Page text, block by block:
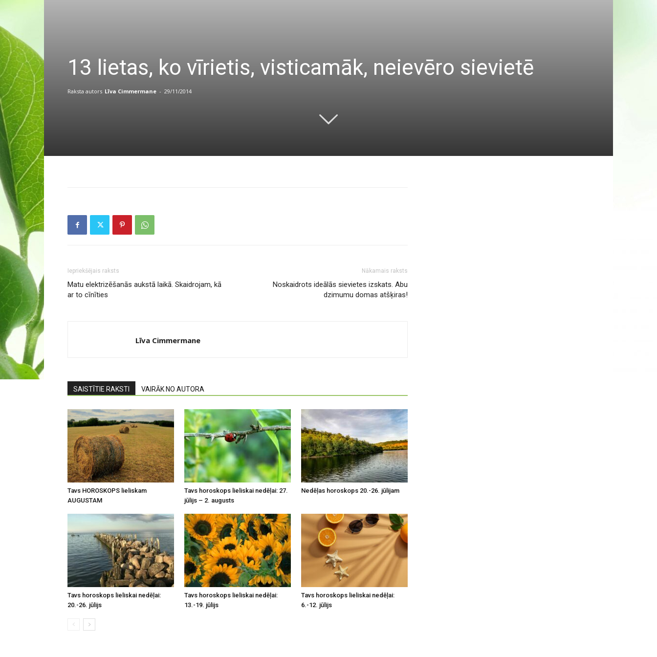
13 lietas, ko vīrietis, visticamāk, neievēro sievietē
Raksta autors Līva Cimmermane - 29/11/2014
Iepriekšējais raksts
Matu elektrizēšanās aukstā laikā. Skaidrojam, kā
ar to cīnīties
Nākamais raksts
Noskaidrots ideālās sievietes izskats. Abu
dzimumu domas atšķiras!
Līva Cimmermane
SAISTĪTIE RAKSTI VAIRĀK NO AUTORA
Tavs HOROSKOPS lieliskam
AUGUSTAM
Tavs horoskops lieliskai nedēļai: 27.
jūlijs – 2. augusts
Nedēļas horoskops 20.-26. jūlijam
Tavs horoskops lieliskai nedēļai:
20.-26. jūlijs
Tavs horoskops lieliskai nedēļai:
13.-19. jūlijs
Tavs horoskops lieliskai nedēļai:
6.-12. jūlijs